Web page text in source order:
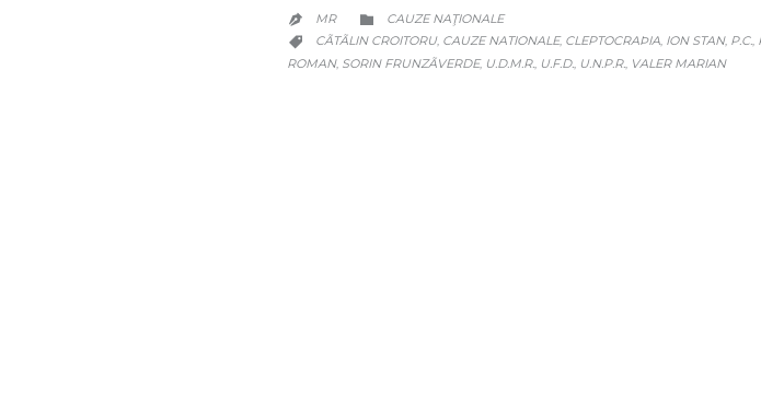
 MR  CATEGORY
CAUZE NAŢIONALE
 CATEGORY
CÃTÃLIN CROITORU, CAUZE NATIONALE, CLEPTOCRAÞIA, ION STAN, P.C.,
ROMAN, SORIN FRUNZÃVERDE, U.D.M.R., U.F.D., U.N.P.R., VALER MARIAN